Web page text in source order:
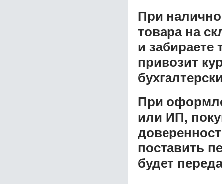
При
товара на
и забираете
привозит
При
или ИП,
поставить
будет